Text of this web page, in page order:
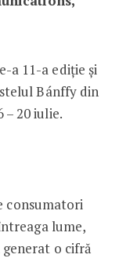
a 11-a ediție și
Bánffy din
20 iulie.
consumatori
lume,
generat o cifră